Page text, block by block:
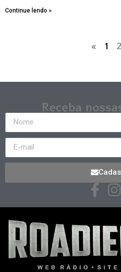
Continue lendo »
« 1 2
Receba